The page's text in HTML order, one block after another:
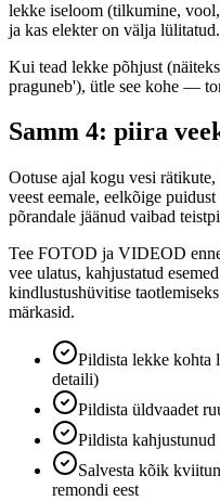
lekke iseloom (tilkumine,
ja kas elekter on välja lülitatud.
Kui tead lekke põhjust
praguneb'), ütle see kohe —
Samm 4: piira
Ootuse ajal kogu vesi
veest eemale, eelkõige
põrandale jäänud vaibad
Tee FOTOD ja VIDEOD
vee ulatus, kahjustatud
kindlustushüvitise
märkasid.
Pildista lekke kohta
detaili)
Pildista üldvaadet
Pildista
Salvesta kõik
remondi eest